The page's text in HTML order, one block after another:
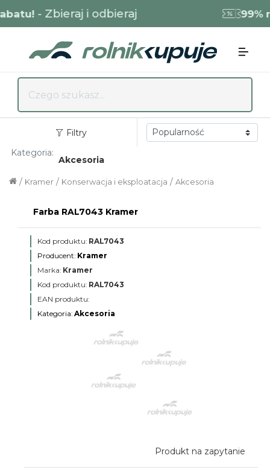
- Zbieraj i odbieraj 99%
Filtry
Kategoria:
Akcesoria
Akcesoria
/
Konserwacja i eksploatacja
/
Kramer
/
Farba RAL7043 Kramer
Kod produktu: RAL7043
Producent: Kramer
Marka: Kramer
Kod produktu: RAL7043
EAN produktu:
Kategoria: Akcesoria
Produkt na zapytanie